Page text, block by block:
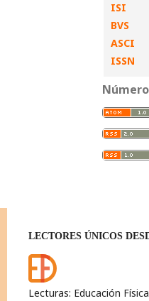
ISI
BVS
ASCI
ISSN
LECTORES ÚNICOS
Lecturas: Educación